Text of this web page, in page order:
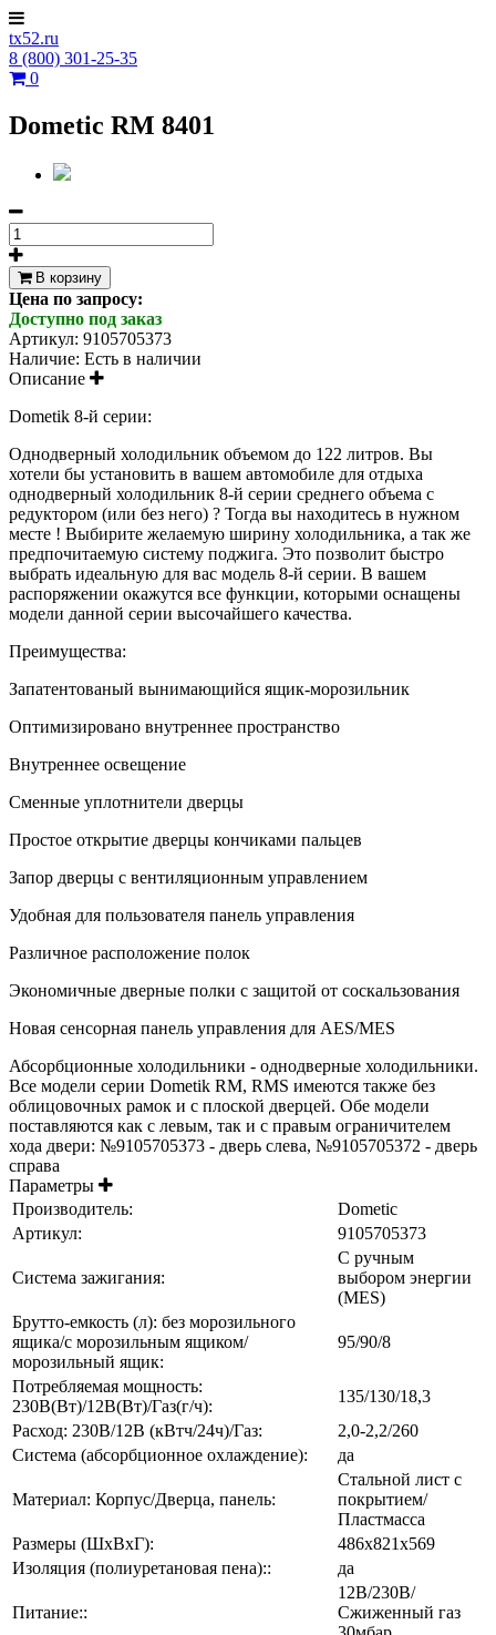
tx52.ru
8 (800) 301-25-35
0
Dometic RM 8401
В корзину
Цена по запросу:
Доступно под заказ
Артикул: 9105705373
Наличие: Есть в наличии
Описание
Dometik 8-й серии:
Однодверный холодильник объемом до 122 литров. Вы
хотели бы установить в вашем автомобиле для отдыха
однодверный холодильник 8-й серии среднего объема с
редуктором (или без него) ? Тогда вы находитесь в нужном
месте ! Выбирите желаемую ширину холодильника, а так же
предпочитаемую систему поджига. Это позволит быстро
выбрать идеальную для вас модель 8-й серии. В вашем
распоряжении окажутся все функции, которыми оснащены
модели данной серии высочайшего качества.
Преимущества:
Запатентованый вынимающийся ящик-морозильник
Оптимизировано внутреннее пространство
Внутреннее освещение
Сменные уплотнители дверцы
Простое открытие дверцы кончиками пальцев
Запор дверцы с вентиляционным управлением
Удобная для пользователя панель управления
Различное расположение полок
Экономичные дверные полки с защитой от соскальзования
Новая сенсорная панель управления для AES/MES
Абсорбционные холодильники - однодверные холодильники.
Все модели серии Dometik RM, RMS имеются также без
облицовочных рамок и с плоской дверцей. Обе модели
поставляются как с левым, так и с правым ограничителем
хода двери: №9105705373 - дверь слева, №9105705372 - дверь
справа
Параметры
Производитель:
Dometic
Артикул:
9105705373
Система зажигания:
С ручным
выбором энергии
(MES)
Брутто-емкость (л): без морозильного
ящика/с морозильным ящиком/
морозильный ящик:
95/90/8
Потребляемая мощность:
230В(Вт)/12В(Вт)/Газ(г/ч):
135/130/18,3
Расход: 230В/12В (кВтч/24ч)/Газ:
2,0-2,2/260
Система (абсорбционное охлаждение):
да
Материал: Корпус/Дверца, панель:
Стальной лист с
покрытием/
Пластмасса
Размеры (ШхВхГ):
486х821х569
Изоляция (полиуретановая пена)::
да
Питание::
12В/230В/
Сжиженный газ